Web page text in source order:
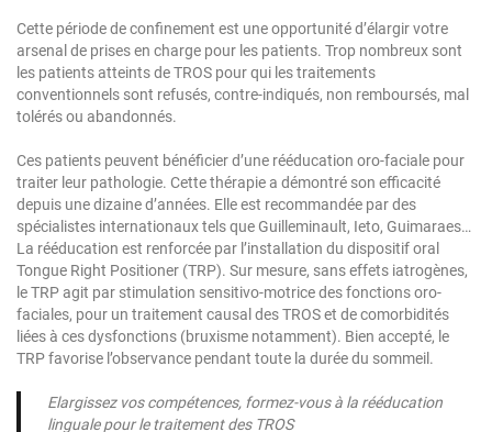
Cette période de confinement est une opportunité d’élargir votre
arsenal de prises en charge pour les patients. Trop nombreux sont
les patients atteints de TROS pour qui les traitements
conventionnels sont refusés, contre-indiqués, non remboursés, mal
tolérés ou abandonnés.
Ces patients peuvent bénéficier d’une rééducation oro-faciale pour
traiter leur pathologie. Cette thérapie a démontré son efficacité
depuis une dizaine d’années. Elle est recommandée par des
spécialistes internationaux tels que Guilleminault, Ieto, Guimaraes…
La rééducation est renforcée par l’installation du dispositif oral
Tongue Right Positioner (TRP). Sur mesure, sans effets iatrogènes,
le TRP agit par stimulation sensitivo-motrice des fonctions oro-
faciales, pour un traitement causal des TROS et de comorbidités
liées à ces dysfonctions (bruxisme notamment). Bien accepté, le
TRP favorise l’observance pendant toute la durée du sommeil.
Elargissez vos compétences, formez-vous à la rééducation
linguale pour le traitement des TROS